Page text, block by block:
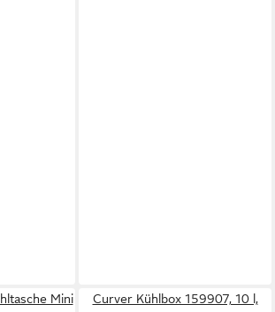
Mini
Curver Kühlbox 159907, 10 l,